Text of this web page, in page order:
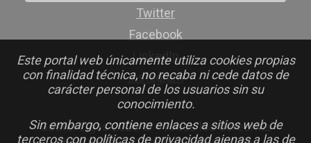
Este portal web únicamente utiliza cookies propias
con finalidad técnica, no recaba ni cede datos de
carácter personal de los usuarios sin su
conocimiento.
Sin embargo, contiene enlaces a sitios web de
terceros con políticas de privacidad ajenas a las de
Twitter
Facebook
LinkedIn
Instagram
Gestor Ligas 2026 © - Todos los derechos